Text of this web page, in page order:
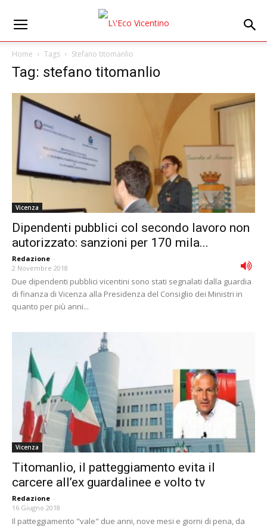
Home Tags Stefano titomanlio
Tag: stefano titomanlio
Vicenza
Dipendenti pubblici col secondo lavoro non
autorizzato: sanzioni per 170 mila...
Redazione -
2 Novembre 2018
Due dipendenti pubblici vicentini sono stati segnalati dalla guardia
di finanza di Vicenza alla Presidenza del Consiglio dei Ministri in
quanto per più anni...
Vicenza
Titomanlio, il patteggiamento evita il
carcere all’ex guardalinee e volto tv
Redazione -
16 Giugno 2018
Il patteggiamento "vale" due anni, nove mesi e giorni di pena, da